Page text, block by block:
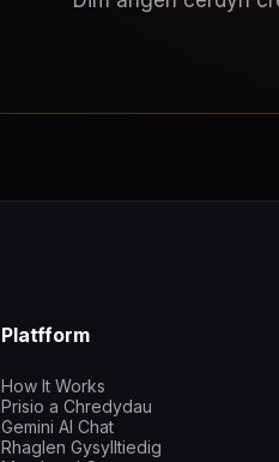
Platfform
How It Works
Prisio a Chredydau
Gemini AI Chat
Rhaglen Gysylltiedig